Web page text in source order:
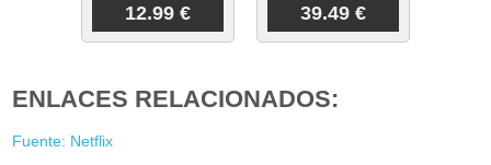
12.99 € 39.49 €
ENLACES RELACIONADOS:
Fuente: Netflix